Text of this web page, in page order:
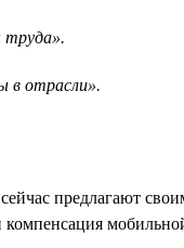
труда».
в отрасли».
предлагают